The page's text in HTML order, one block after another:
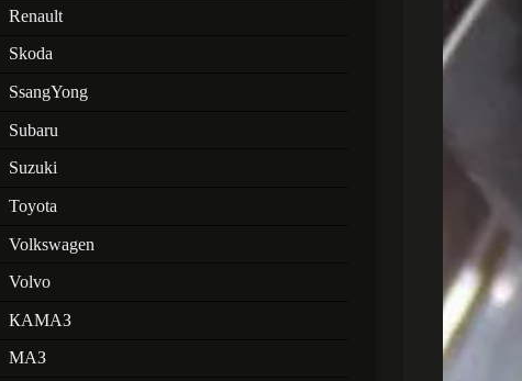
Renault
Skoda
SsangYong
Subaru
Suzuki
Toyota
Volkswagen
Volvo
КАМАЗ
МАЗ